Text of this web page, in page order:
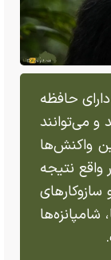
حافظه
می‌توانند
واکنش‌ها
واقع نتیجه